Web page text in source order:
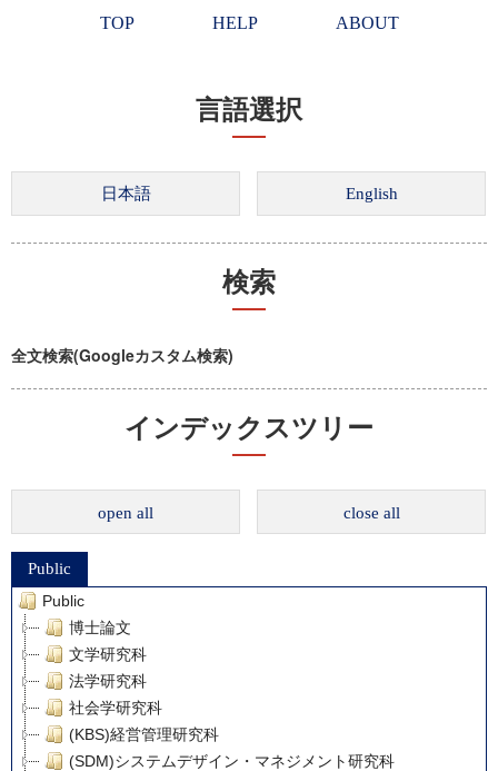
TOP HELP ABOUT
言語選択
検索
全文検索(Googleカスタム検索)
インデックスツリー
open all close all
Public
Public
博士論文
文学研究科
法学研究科
社会学研究科
(KBS)経営管理研究科
(SDM)システムデザイン・マネジメント研究科